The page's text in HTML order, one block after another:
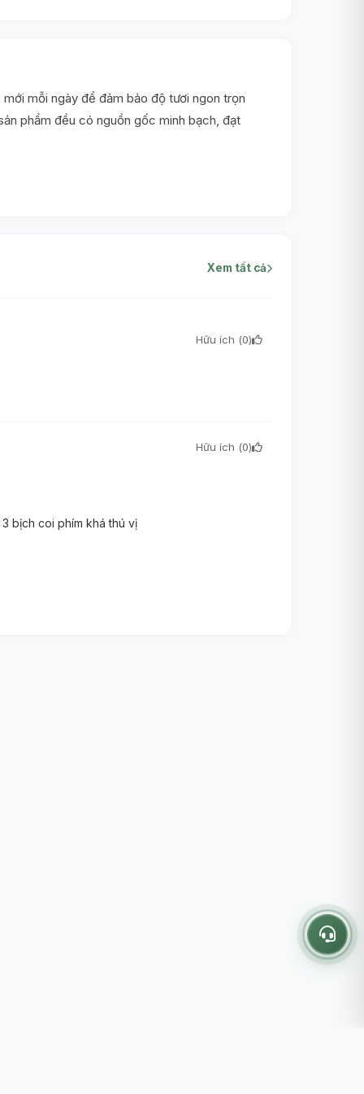
mỗi ngày để đảm bảo độ tươi ngon trọn
phẩm đều có nguồn gốc minh bạch, đạt
Xem tất cả
Hữu ích (0)
Hữu ích (0)
bịch coi phím khá thú vị